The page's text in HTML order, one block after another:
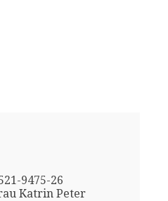
9475-26
Katrin Peter